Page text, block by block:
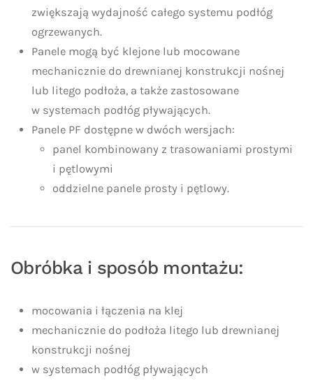
zwiększają wydajność całego systemu podłóg
ogrzewanych.
Panele mogą być klejone lub mocowane
mechanicznie do drewnianej konstrukcji nośnej
lub litego podłoża, a także zastosowane
w systemach podłóg pływających.
Panele PF dostępne w dwóch wersjach:
panel kombinowany z trasowaniami prostymi
i pętlowymi
oddzielne panele prosty i pętlowy.
Obróbka i sposób montażu:
mocowania i łączenia na klej
mechanicznie do podłoża litego lub drewnianej
konstrukcji nośnej
w systemach podłóg pływających